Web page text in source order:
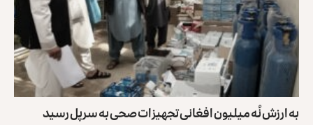
به ارزش نُه میلیون افغانی تجهیزات صحی به سرپل رسید